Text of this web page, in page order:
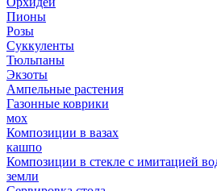
Пионы
Розы
Суккуленты
Тюльпаны
Экзоты
Ампельные растения
Газонные коврики
мох
Композиции в вазах
кашпо
Композиции в стекле с имитацией
земли